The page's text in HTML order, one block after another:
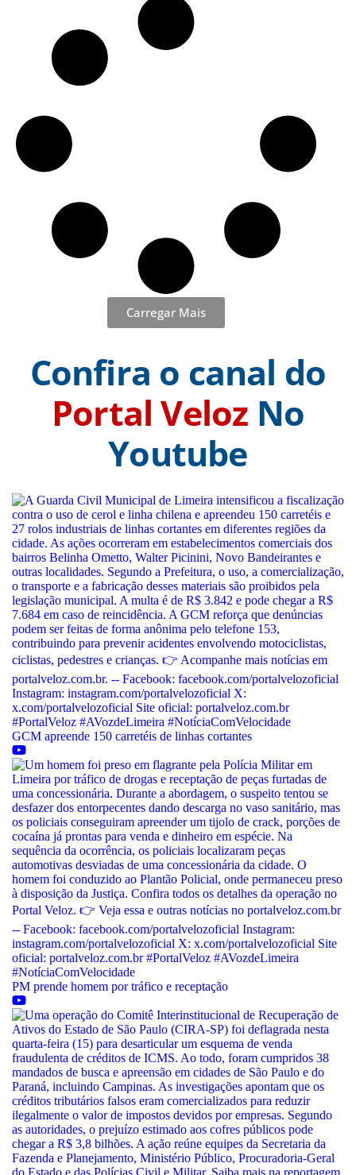
serviços do Governo do Estado
Carregar Mais
Confira o canal do
Portal Veloz No
Youtube
GCM apreende 150 carretéis de linhas cortantes
PM prende homem por tráfico e receptação